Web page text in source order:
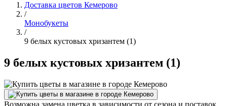
Доставка цветов Кемерово
/
Монобукеты
/
9 белых кустовых хризантем (1)
9 белых кустовых хризантем (1)
Возможна замена цветка в зависимости от сезона и поставок